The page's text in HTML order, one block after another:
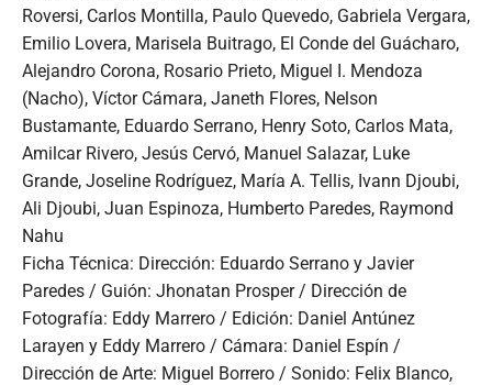
Roversi, Carlos Montilla, Paulo Quevedo, Gabriela Vergara,
Emilio Lovera, Marisela Buitrago, El Conde del Guácharo,
Alejandro Corona, Rosario Prieto, Miguel I. Mendoza
(Nacho), Víctor Cámara, Janeth Flores, Nelson
Bustamante, Eduardo Serrano, Henry Soto, Carlos Mata,
Amilcar Rivero, Jesús Cervó, Manuel Salazar, Luke
Grande, Joseline Rodríguez, María A. Tellis, Ivann Djoubi,
Ali Djoubi, Juan Espinoza, Humberto Paredes, Raymond
Nahu
Ficha Técnica: Dirección: Eduardo Serrano y Javier
Paredes / Guión: Jhonatan Prosper / Dirección de
Fotografía: Eddy Marrero / Edición: Daniel Antúnez
Larayen y Eddy Marrero / Cámara: Daniel Espín /
Dirección de Arte: Miguel Borrero / Sonido: Felix Blanco,